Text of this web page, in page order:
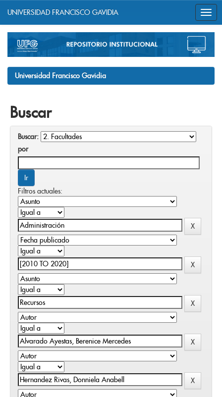
navigation
UNIVERSIDAD FRANCISCO GAVIDIA
Universidad Francisco Gavidia
Buscar
Buscar:
por
Filtros actuales: